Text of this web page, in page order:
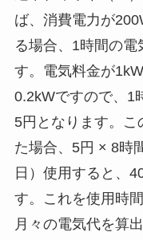
ば、消費電力が
る場合、1時間の電
す。電気料金が
0.2kWですので、1
5円となります。こ
た場合、5円 × 8時
日）使用すると、
す。これを使用時
月々の電気代を算